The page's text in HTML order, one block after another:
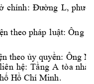
chính: Đường L,
theo pháp luật: Ông
theo ủy quyền: Ông N
liên hệ: Tầng A tòa nhà
Hồ Chí Minh.